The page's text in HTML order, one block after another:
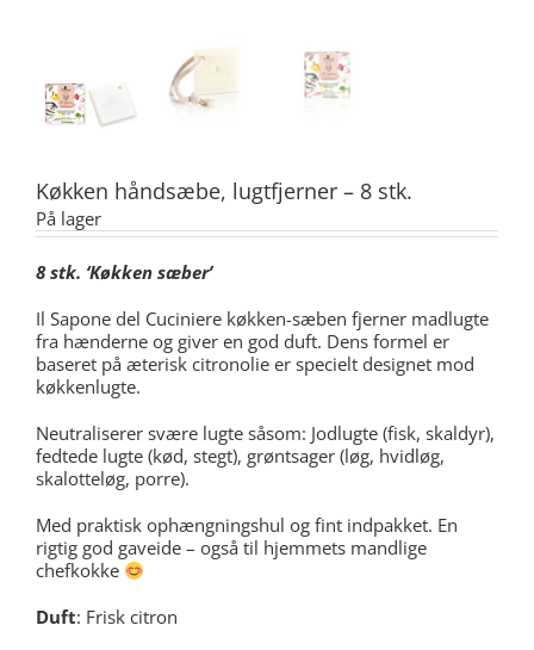
Køkken håndsæbe, lugtfjerner – 8 stk.
På lager
8 stk. ‘Køkken sæber’
Il Sapone del Cuciniere køkken-sæben fjerner madlugte
fra hænderne og giver en god duft. Dens formel er
baseret på æterisk citronolie er specielt designet mod
køkkenlugte.
Neutraliserer svære lugte såsom: Jodlugte (fisk, skaldyr),
fedtede lugte (kød, stegt), grøntsager (løg, hvidløg,
skalotteløg, porre).
Med praktisk ophængningshul og fint indpakket. En
rigtig god gaveide – også til hjemmets mandlige
chefkokke
Duft: Frisk citron